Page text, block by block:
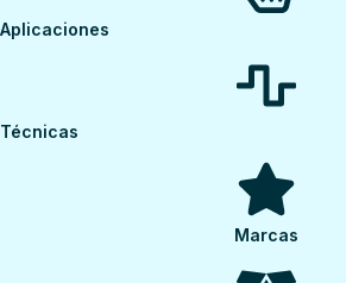
Aplicaciones
Técnicas
Marcas